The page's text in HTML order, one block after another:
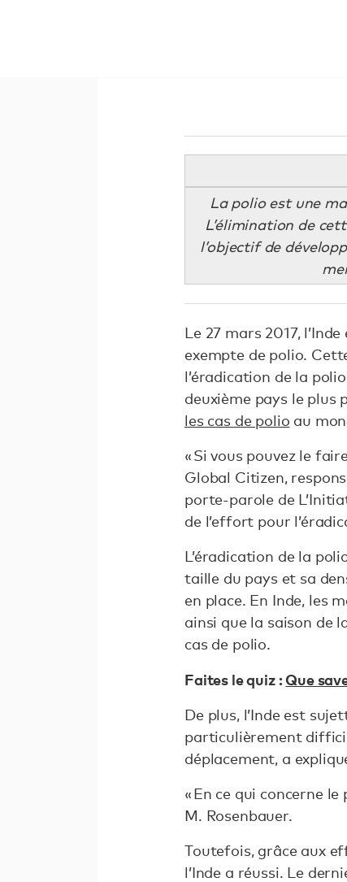
La polio est une
L’élimination de
l’objectif de
Le 27 mars 2017,
exempte de polio.
l’éradication de la
deuxième pays le plus
les cas de polio au
« Si vous pouvez le
Global Citizen,
porte-parole de
de l’effort pour
L’éradication de la
taille du pays et sa
en place. En Inde, les
ainsi que la saison de
cas de polio.
Faites le quiz :Que
De plus, l’Inde est
particulièrement
déplacement, a
« En ce qui concerne
M. Rosenbauer.
Toutefois, grâce aux
l’Inde a réussi. Le